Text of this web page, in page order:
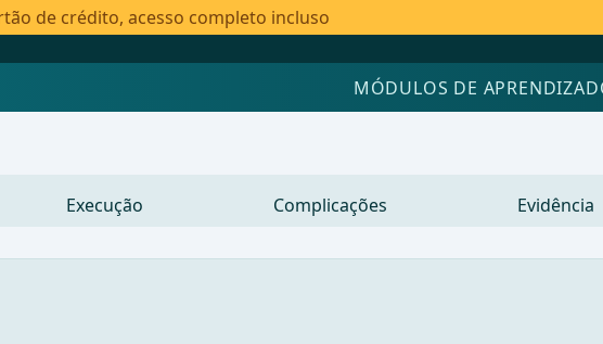
de crédito, acesso completo incluso
MÓDULOS DE
Execução Complicações Evidência